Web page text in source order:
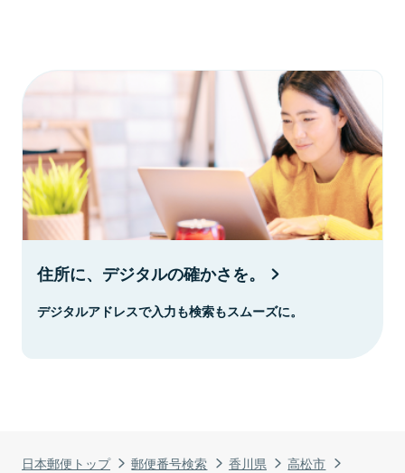
日本郵便トップ 郵便番号検索 香川県
高松市
住所に、デジタルの確かさを。
デジタルアドレスで入力も検索もスムーズに。